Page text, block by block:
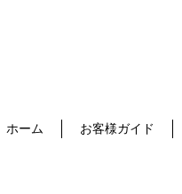
ホーム お客様ガイド